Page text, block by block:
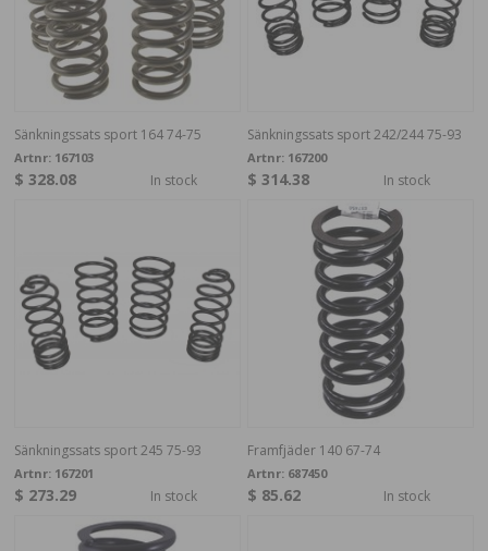
Sänkningssats sport 164 74-75
Artnr: 167103
$ 328.08 In stock
Sänkningssats sport 242/244 75-93
Artnr: 167200
$ 314.38 In stock
Sänkningssats sport 245 75-93
Artnr: 167201
$ 273.29 In stock
Framfjäder 140 67-74
Artnr: 687450
$ 85.62 In stock